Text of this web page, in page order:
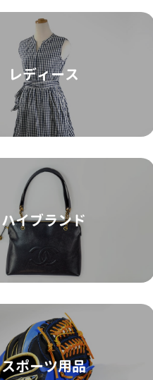
レディース
ハイブランド
スポーツ用品